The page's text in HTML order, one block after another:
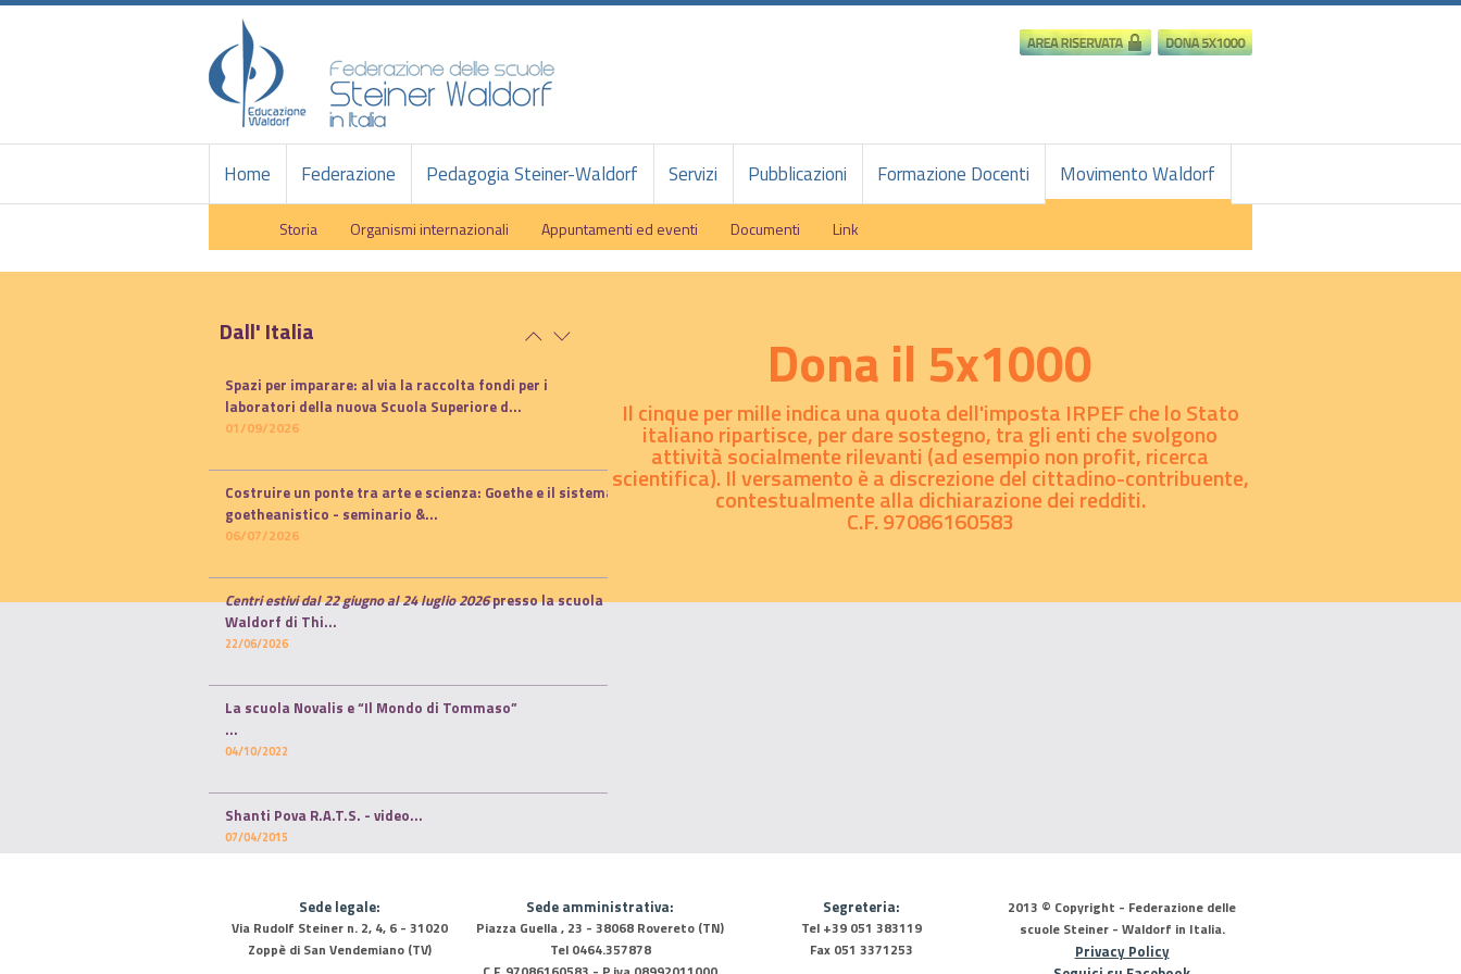
Home Federazione Pedagogia Steiner-Waldorf Servizi Pubblicazioni Formazione Docenti Movimento Waldorf
Storia Organismi internazionali Appuntamenti ed eventi Documenti Link
Dall' Italia
Spazi per imparare: al via la raccolta fondi per i
laboratori della nuova Scuola Superiore d...
01/09/2026
Costruire un ponte tra arte e scienza: Goethe e il sistema
goetheanistico - seminario &...
06/07/2026
Centri estivi dal 22 giugno al 24 luglio 2026presso la scuola
Waldorf di Thi...
22/06/2026
La scuola Novalis e “Il Mondo di Tommaso”
...
04/10/2022
Shanti Pova R.A.T.S. - video...
07/04/2015
Dona il 5x1000
Il cinque per mille indica una quota dell'imposta IRPEF che lo Stato
italiano ripartisce, per dare sostegno, tra gli enti che svolgono
attività socialmente rilevanti (ad esempio non profit, ricerca
scientifica). Il versamento è a discrezione del cittadino-contribuente,
contestualmente alla dichiarazione dei redditi.
C.F. 97086160583
Sede legale:
Via Rudolf Steiner n. 2, 4, 6 - 31020
Zoppè di San Vendemiano (TV)
Sede amministrativa:
Piazza Guella , 23 - 38068 Rovereto (TN)
Tel 0464.357878
Segreteria:
Tel +39 051 383119
Fax 051 3371253
2013 © Copyright - Federazione delle
scuole Steiner - Waldorf in Italia.
Privacy Policy